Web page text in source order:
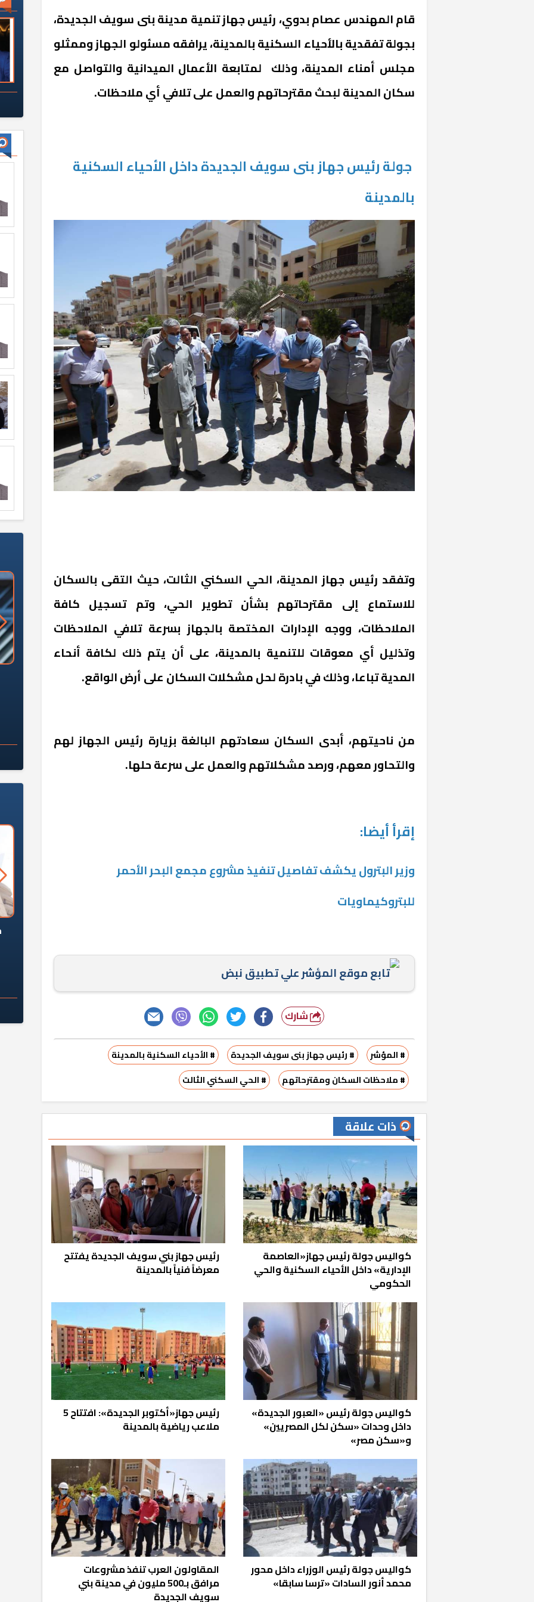
قام المهندس عصام بدوي، رئيس جهاز تنمية مدينة بنى سويف الجديدة،
بجولة تفقدية بالأحياء السكنية بالمدينة، يرافقه مسئولو الجهاز وممثلو
مجلس أمناء المدينة، وذلك ‏ لمتابعة الأعمال الميدانية والتواصل مع
سكان المدينة لبحث مقترحاتهم والعمل على تلافي أي ملاحظات.
جولة رئيس جهاز بنى سويف الجديدة داخل الأحياء السكنية
بالمدينة
وتفقد رئيس جهاز المدينة، الحي السكني الثالت، حيث التقى بالسكان
للاستماع إلى مقترحاتهم بشأن تطوير الحي، وتم تسجيل كافة
الملاحظات، ووجه الإدارات المختصة بالجهاز بسرعة تلافي الملاحظات
وتذليل أي معوقات للتنمية بالمدينة، على أن يتم ذلك لكافة أنحاء
المدية تباعا، وذلك في بادرة لحل مشكلات السكان على أرض الواقع.
من ناحيتهم، أبدى السكان سعادتهم البالغة بزيارة رئيس الجهاز لهم
والتحاور معهم، ورصد مشكلاتهم والعمل على سرعة حلها.
إقرأ أيضا:
وزير البترول يكشف تفاصيل تنفيذ مشروع مجمع البحر الأحمر
للبتروكيماويات
تابع موقع المؤشر علي تطبيق نبض
شارك
# المؤشر # رئيس جهاز بنى سويف الجديدة
# الأحياء السكنية بالمدينة
# ملاحظات السكان ومقترحاتهم
# الحي السكني الثالت
ذات علاقة
كواليس جولة رئيس جهاز«العاصمة
الإدارية» داخل الأحياء السكنية والحي
الحكومي
رئيس جهاز بني سويف الجديدة يفتتح
معرضاً فنياً بالمدينة
كواليس جولة رئيس «العبور الجديدة»
داخل وحدات «سكن لكل المصريين»
و«سكن مصر»
رئيس جهاز«أكتوبر الجديدة»: افتتاح 5
ملاعب رياضية بالمدينة
كواليس جولة رئيس الوزراء داخل محور
محمد أنور السادات «ترسا سابقا»
المقاولون العرب تنفذ مشروعات
مرافق بـ500 مليون في مدينة بني
سويف الجديدة
«وزارة الآثار»: العُثور على 10 توابيت
خشبية بفناء مقبرة "باكي"
سلامة الغذاء: 285 ألف طن صادرات
غذائية في أسبوع
رمضان وزيرًا للإسكان قرارًا صائبًا؟